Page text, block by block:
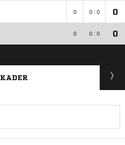
0 0 : 0 0
0 0 : 0 0
KADER